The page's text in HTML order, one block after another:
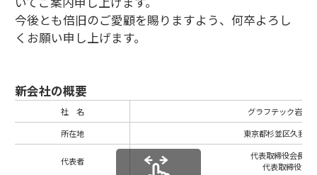
今後とも倍旧のご愛顧を賜りますよう、何卒よろし
くお願い申し上げます。
新会社の概要
社 名
グラフテック岩通
所在地
東京都杉並区久我山
代表者
代表取締役会長
代表取締役